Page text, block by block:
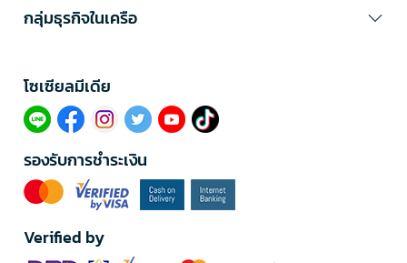
กลุ่มธุรกิจในเครือ
โซเซียลมีเดีย​
รองรับการชำระเงิน
Verified by